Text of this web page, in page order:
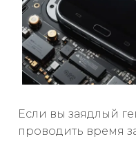
Если вы заядлый
проводить время